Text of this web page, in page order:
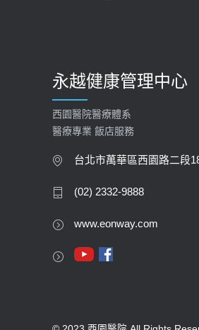
永越健康管理中心
西園醫院醫療體系
醫療專業 飯店服務
台北市萬華區西園路二段
(02) 2332-9888
www.eonway.com